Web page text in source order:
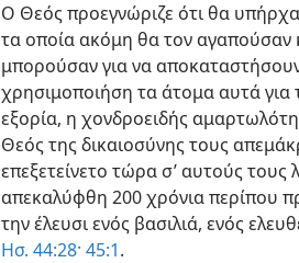
Ο Θεός προεγνώριζε ότι θα
τα οποία ακόμη θα τον αγαπούσαν
μπορούσαν για να
χρησιμοποιήση τα άτομα αυτά
εξορία, η χονδροειδής
Θεός της δικαιοσύνης τους
επεξετείνετο τώρα σ’ αυτούς
απεκαλύφθη 200 χρόνια περίπου
την έλευσι ενός βασιλιά, ενός
Ησ. 44:28· 45:1.